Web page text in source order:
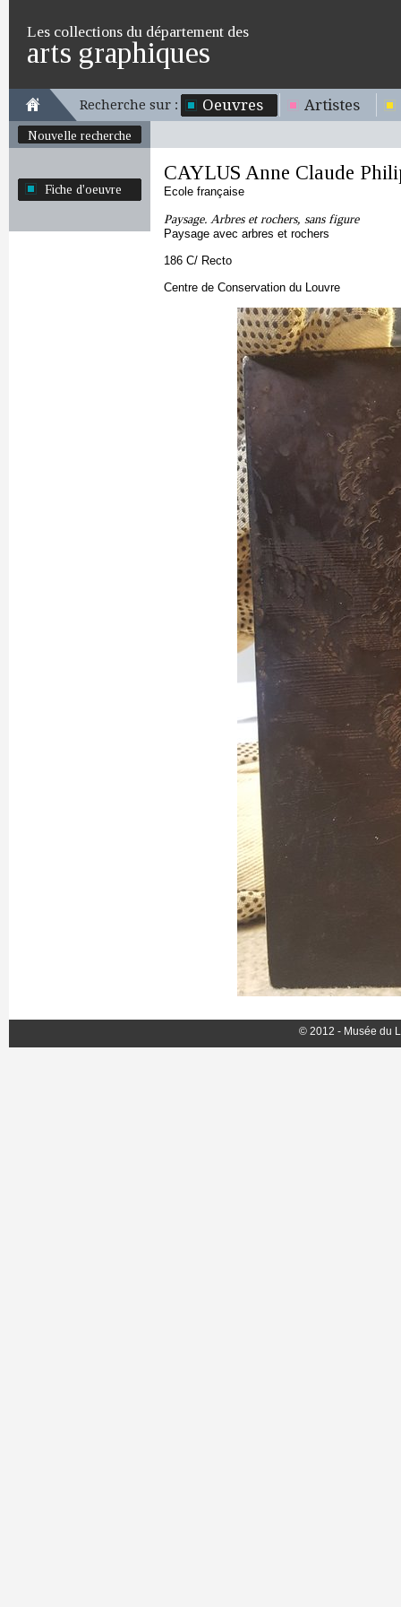
Les collections du département des
arts graphiques
Recherche sur : Oeuvres Artistes
Nouvelle recherche
Fiche d'oeuvre
CAYLUS Anne Claude
Ecole française
Paysage. Arbres et rochers, sans figure
Paysage avec arbres et rochers
186 C/ Recto
Centre de Conservation du Louvre
© 2012 - Musée du